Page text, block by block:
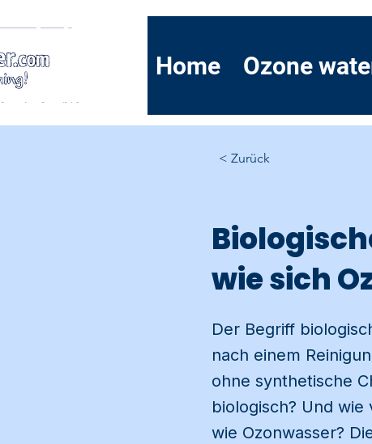
Home Ozone
< Zurück
wie sich
Der Begriff
nach einem
ohne synthetische
biologisch? Und
wie Ozonwasser?